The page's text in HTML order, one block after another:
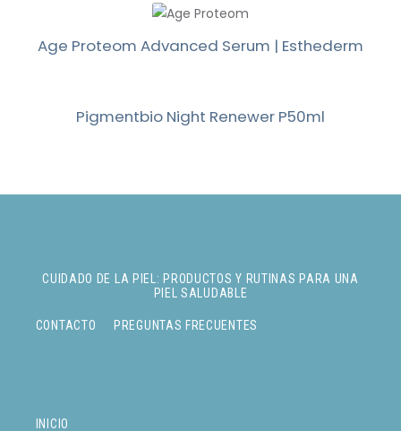
Age Proteom Advanced Serum | Esthederm
Pigmentbio Night Renewer P50ml
INICIO
CUIDADO DE LA PIEL: PRODUCTOS Y RUTINAS PARA UNA
PIEL SALUDABLE
CONTACTO PREGUNTAS FRECUENTES